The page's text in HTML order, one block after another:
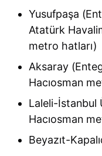
Yusufpaşa
Atatürk
metro hatları)
Aksaray
Hacıosman
Laleli-İstanbul
Hacıosman
Beyazıt-